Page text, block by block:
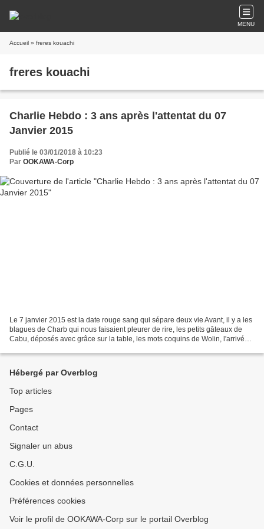
MENU
Accueil » freres kouachi
freres kouachi
Charlie Hebdo : 3 ans après l'attentat du 07
Janvier 2015
Publié le 03/01/2018 à 10:23
Par OOKAWA-Corp
Le 7 janvier 2015 est la date rouge sang qui sépare deux vie Avant, il y a les
blagues de Charb qui nous faisaient pleurer de rire, les petits gâteaux de
Cabu, déposés avec grâce sur la table, les mots coquins de Wolin, l'arrivée
Hébergé par Overblog
Top articles
Pages
Contact
Signaler un abus
C.G.U.
Cookies et données personnelles
Préférences cookies
Voir le profil de OOKAWA-Corp sur le portail Overblog